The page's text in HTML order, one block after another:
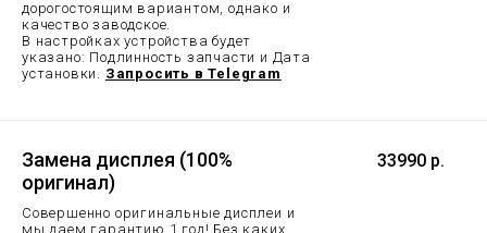
дорогостоящим вариантом, однако и
качество заводское.
В настройках устройства будет
указано: Подлинность запчасти и Дата
установки. Запросить в Telegram
Замена дисплея (100%
оригинал)
Совершенно оригинальные дисплеи и
мы даем гарантию 1 год! Без каких
33990 р.